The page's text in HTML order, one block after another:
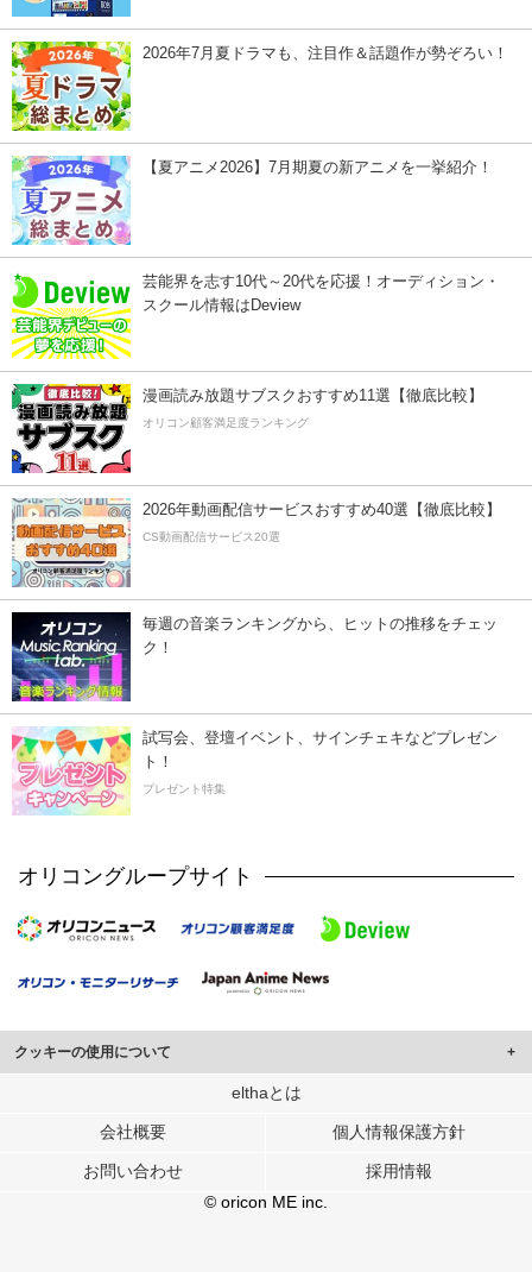
2026年7月夏ドラマも、注目作＆話題作が勢ぞろい！
【夏アニメ2026】7月期夏の新アニメを一挙紹介！
芸能界を志す10代～20代を応援！オーディション・
スクール情報はDeview
漫画読み放題サブスクおすすめ11選【徹底比較】
オリコン顧客満足度ランキング
2026年動画配信サービスおすすめ40選【徹底比較】
CS動画配信サービス20選
毎週の音楽ランキングから、ヒットの推移をチェッ
ク！
試写会、登壇イベント、サインチェキなどプレゼン
ト！
プレゼント特集
オリコングループサイト
クッキーの使用について
このサイトでは Cookie を使用して、ユーザーに合わせたコンテンツや広告の
行っています。
メディアや広告配信、データ解析の各パートナーに提供しています。
各パートナーは、この情報とユーザーが各パートナーに提供した他の情報や、
ユーザーが各パートナーのサービスを使用したときに収集した他の情報を組み
elthaとは
会社概要 個人情報保護方針
お問い合わせ
採用情報
© oricon ME inc.